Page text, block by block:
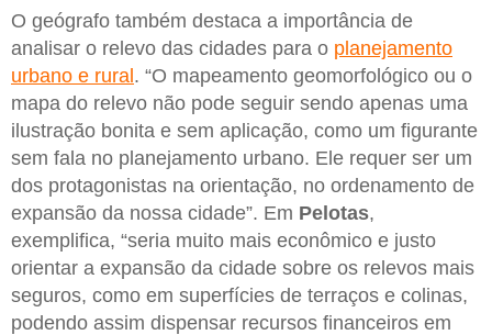
O geógrafo também destaca a importância de
analisar o relevo das cidades para o planejamento
urbano e rural. “O mapeamento geomorfológico ou o
mapa do relevo não pode seguir sendo apenas uma
ilustração bonita e sem aplicação, como um figurante
sem fala no planejamento urbano. Ele requer ser um
dos protagonistas na orientação, no ordenamento de
expansão da nossa cidade”. Em Pelotas,
exemplifica, “seria muito mais econômico e justo
orientar a expansão da cidade sobre os relevos mais
seguros, como em superfícies de terraços e colinas,
podendo assim dispensar recursos financeiros em